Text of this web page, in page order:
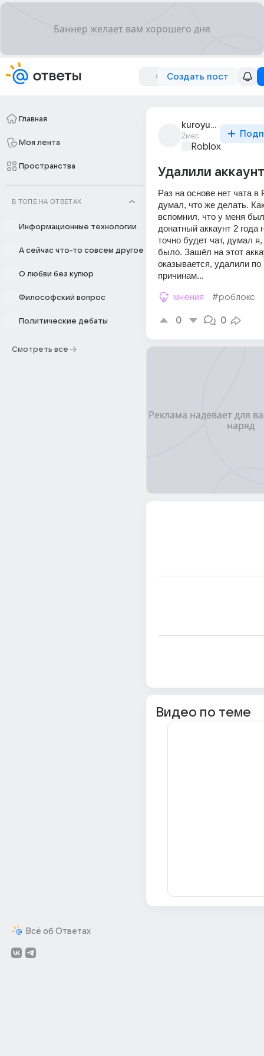
Создать пост
Главная
Моя лента
Пространства
В ТОПЕ НА ОТВЕТАХ
Информационные технологии
А сейчас что-то совсем другое
О любви без купюр
Философский вопрос
Политические дебаты
Смотреть все
Всё об Ответах
kuroyuki31
2мес
Roblox
Удалили
Раз на основе нет чата в
думал, что же делать.
вспомнил, что у меня
донатный аккаунт 2 года
точно будет чат, думал я,
было. Зашёл на этот
оказывается, удалили
причинам...
мнения #роблокс
0 0
Видео по теме